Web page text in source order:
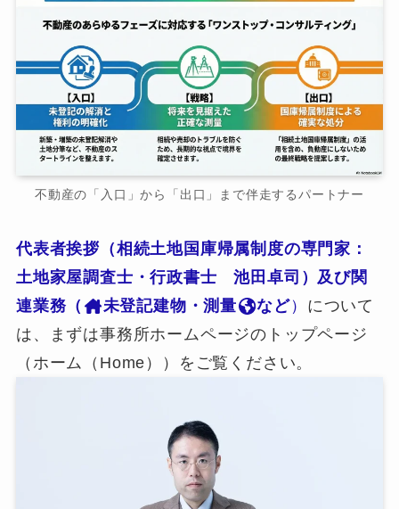
不動産の「入口」から「出口」まで伴走するパートナー
代表者挨拶（相続土地国庫帰属制度の専門家：
土地家屋調査士・行政書士 池田卓司）及び関
連業務（
未登記建物・測量 など） について
は、まずは事務所ホームページのトップページ
（ホーム（Home））をご覧ください。